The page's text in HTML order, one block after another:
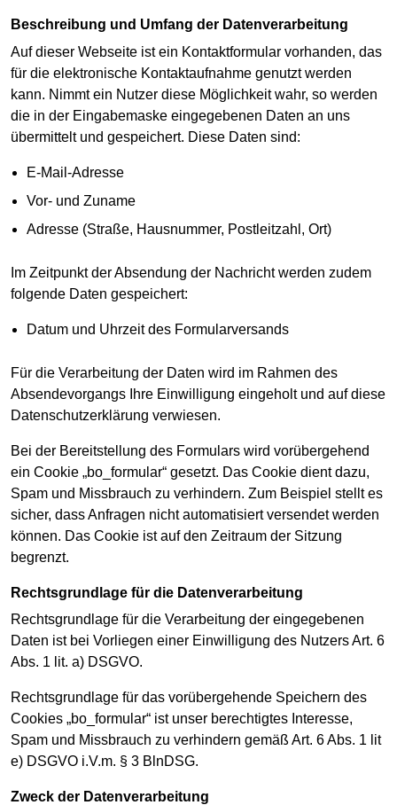
Beschreibung und Umfang der Datenverarbeitung
Auf dieser Webseite ist ein Kontaktformular vorhanden, das
für die elektronische Kontaktaufnahme genutzt werden
kann. Nimmt ein Nutzer diese Möglichkeit wahr, so werden
die in der Eingabemaske eingegebenen Daten an uns
übermittelt und gespeichert. Diese Daten sind:
E-Mail-Adresse
Vor- und Zuname
Adresse (Straße, Hausnummer, Postleitzahl, Ort)
Im Zeitpunkt der Absendung der Nachricht werden zudem
folgende Daten gespeichert:
Datum und Uhrzeit des Formularversands
Für die Verarbeitung der Daten wird im Rahmen des
Absendevorgangs Ihre Einwilligung eingeholt und auf diese
Datenschutzerklärung verwiesen.
Bei der Bereitstellung des Formulars wird vorübergehend
ein Cookie „bo_formular“ gesetzt. Das Cookie dient dazu,
Spam und Missbrauch zu verhindern. Zum Beispiel stellt es
sicher, dass Anfragen nicht automatisiert versendet werden
können. Das Cookie ist auf den Zeitraum der Sitzung
begrenzt.
Rechtsgrundlage für die Datenverarbeitung
Rechtsgrundlage für die Verarbeitung der eingegebenen
Daten ist bei Vorliegen einer Einwilligung des Nutzers Art. 6
Abs. 1 lit. a) DSGVO.
Rechtsgrundlage für das vorübergehende Speichern des
Cookies „bo_formular“ ist unser berechtigtes Interesse,
Spam und Missbrauch zu verhindern gemäß Art. 6 Abs. 1 lit
e) DSGVO i.V.m. § 3 BlnDSG.
Zweck der Datenverarbeitung